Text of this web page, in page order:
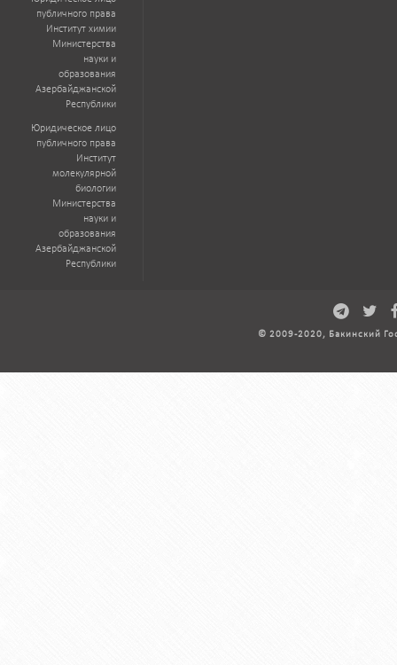
публичного права
Институт химии
Министерства
науки и
образования
Азербайджанской
Республики
Юридическое лицо
публичного права
Институт
молекулярной
биологии
Министерства
науки и
образования
Азербайджанской
Республики
© 2009-2020, Бакинский